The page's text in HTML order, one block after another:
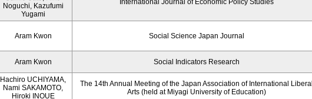
Noguchi, Kazufumi
Yugami
International Journal of Economic Policy Studies
Aram Kwon Social Science Japan Journal
Aram Kwon Social Indicators Research
Hachiro UCHIYAMA,
Nami SAKAMOTO,
Hiroki INOUE
The 14th Annual Meeting of the Japan Association of International Liberal
Arts (held at Miyagi University of Education)